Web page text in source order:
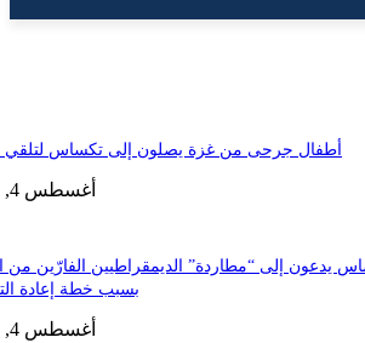
جرحى من غزة يصلون إلى تكساس لتلقي العلاج
أغسطس 4, 2025
“مطاردة” الديمقراطيين الفارّين من الولاية
بسبب خطة إعادة التقسيم
أغسطس 4, 2025